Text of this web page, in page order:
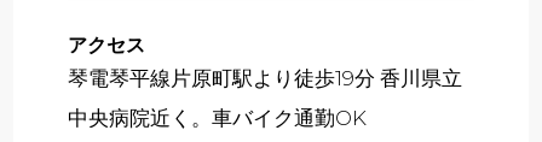
アクセス
琴電琴平線片原町駅より徒歩19分 香川県立
中央病院近く。車バイク通勤OK